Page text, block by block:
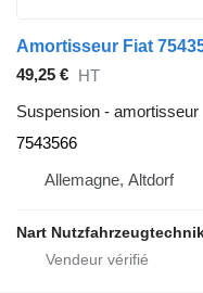
Amortisseur Fiat
49,25 € HT
Suspension - amortisseur
7543566
Allemagne, Altdorf
Nart